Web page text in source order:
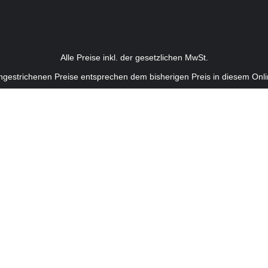
Alle Preise inkl. der gesetzlichen MwSt.
Preise entsprechen dem bisherigen Preis in diesem